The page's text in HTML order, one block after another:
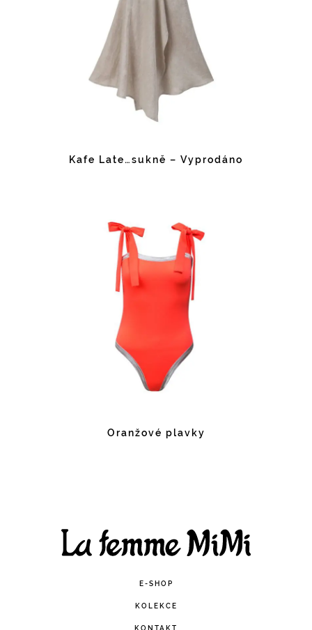
Kafe Late…sukně – Vyprodáno
Oranžové plavky
E-SHOP
KOLEKCE
KONTAKT